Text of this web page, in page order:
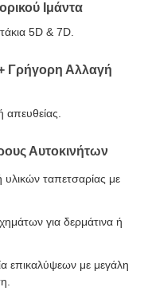
Ιμάντα
5D & 7D.
Γρήγορη Αλλαγή
Αυτοκινήτων
ταπετσαρίας με
για δερμάτινα ή
επικαλύψεων με μεγάλη